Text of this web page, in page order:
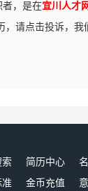
者，是在宜川人才
，请点击投诉，我
简历中心
金币充值